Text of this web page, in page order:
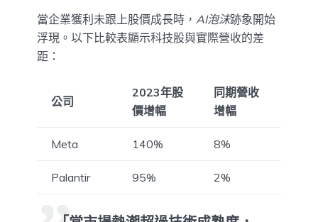
當企業獲利未跟上股價成長時， AI泡沫跡象開始
浮現。以下比較表顯示科技股與實際營收的差
距：
公司
2023年股
價增幅
同期營收
增幅
Meta 140% 8%
Palantir 95% 2%